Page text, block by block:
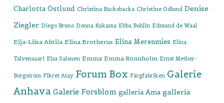
Charlotta Östlund Christina Bäcksbacka Christine Ödlund Denise
Ziegler Diego Bruno Donna Kukama Ebba Bohlin Edmund de Waal
Eija-Liisa Ahtila Elina Brotherus Elina Merenmies Elina
Talvensaari Elsa Salonen Emma Emma Rönnholm Ernst Mether-
Borgström Fikret Atay Forum Box Färgfabriken Galerie
Anhava Galerie Forsblom galleria Ama galleria